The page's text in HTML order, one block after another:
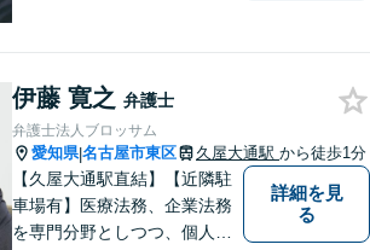
は、一度ご相談ください。
【当日・休日・夜間相談可】
伊藤 寛之 弁護士
弁護士法人ブロッサム
愛知県|名古屋市東区 久屋大通駅 から徒歩1分
【久屋大通駅直結】【近隣駐
車場有】医療法務、企業法務
を専門分野としつつ、個人の
詳細を見
る